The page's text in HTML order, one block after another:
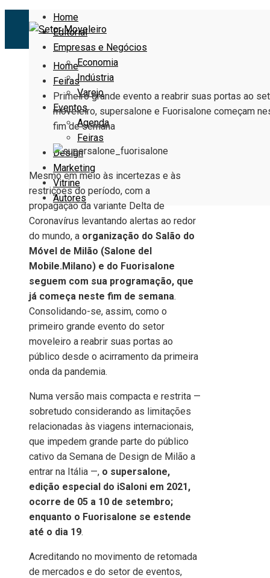
Home
Editorial
Empresas e Negócios
Economia
Indústria
Varejo
Eventos
Agenda
Feiras
Design
Marketing
Vitrine
Autores
Home
Feiras
Primeiro grande evento a reabrir suas portas ao
moveleiro, supersalone e Fuorisalone começam
fim de semana
Mesmo em meio às incertezas e às
restrições do período, com a
propagação da variante Delta de
Coronavírus levantando alertas ao redor
do mundo, a organização do Salão do
Móvel de Milão (Salone del
Mobile.Milano) e do Fuorisalone
seguem com sua programação, que
já começa neste fim de semana.
Consolidando-se, assim, como o
primeiro grande evento do setor
moveleiro a reabrir suas portas ao
público desde o acirramento da primeira
onda da pandemia.
Numa versão mais compacta e restrita —
sobretudo considerando as limitações
relacionadas às viagens internacionais,
que impedem grande parte do público
cativo da Semana de Design de Milão a
entrar na Itália —, o supersalone,
edição especial do iSaloni em 2021,
ocorre de 05 a 10 de setembro;
enquanto o Fuorisalone se estende
até o dia 19.
Acreditando no movimento de retomada
de mercados e do setor de eventos,